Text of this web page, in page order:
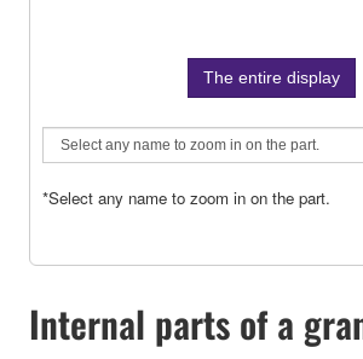
The entire display
*Select any name to zoom in on the part.
Internal parts of a